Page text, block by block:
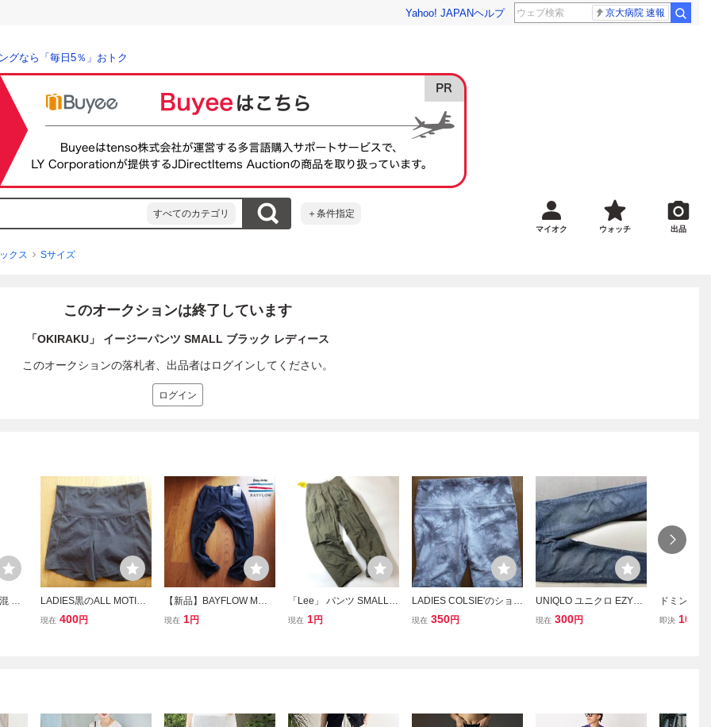
Yahoo! JAPANヘルプ 京大病院 速報
グなら「毎日5％」おトク
すべてのカテゴリ ＋条件指定
マイオク ウォッチ 出品
クス Sサイズ
このオークションは終了しています
「OKIRAKU」 イージーパンツ SMALL ブラック レディース
このオークションの落札者、出品者はログインしてください。
ログイン
イ
LADIES黒のALL MOTION
のショートパンツSMALL
現在 400円
【新品】BAYFLOW Мサ
イズ ストレッチ ジョガー
現在 1円
「Lee」 パンツ SMALL L
L6076-321 サイズXS
現在 1円
LADIES COLSIE'のショー
トパンツ SMALL 450
現在 350円
UNIQLO ユニクロ EZYジ
ーンズ Mサイズ 76-84cm
現在 300円
ドミンゴ
リーパンツ
即決 100